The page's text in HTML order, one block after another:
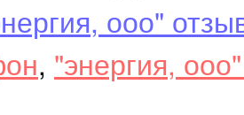
ооо"
, "энергия,